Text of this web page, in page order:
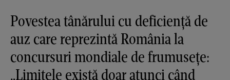
Povestea tânărului cu deficiență de
auz care reprezintă România la
concursuri mondiale de frumusețe:
„Limitele există doar atunci când